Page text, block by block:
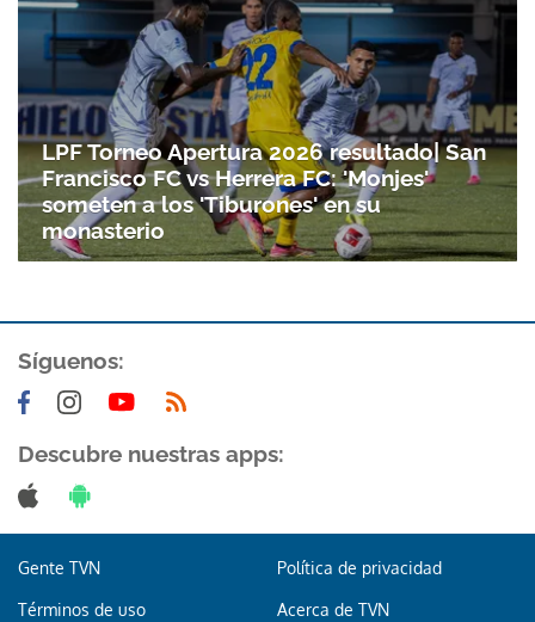
LPF Torneo Apertura 2026 resultado| San
Francisco FC vs Herrera FC: 'Monjes'
someten a los 'Tiburones' en su
monasterio
Síguenos:
Descubre nuestras apps:
Gente TVN Política de privacidad
Términos de uso Acerca de TVN